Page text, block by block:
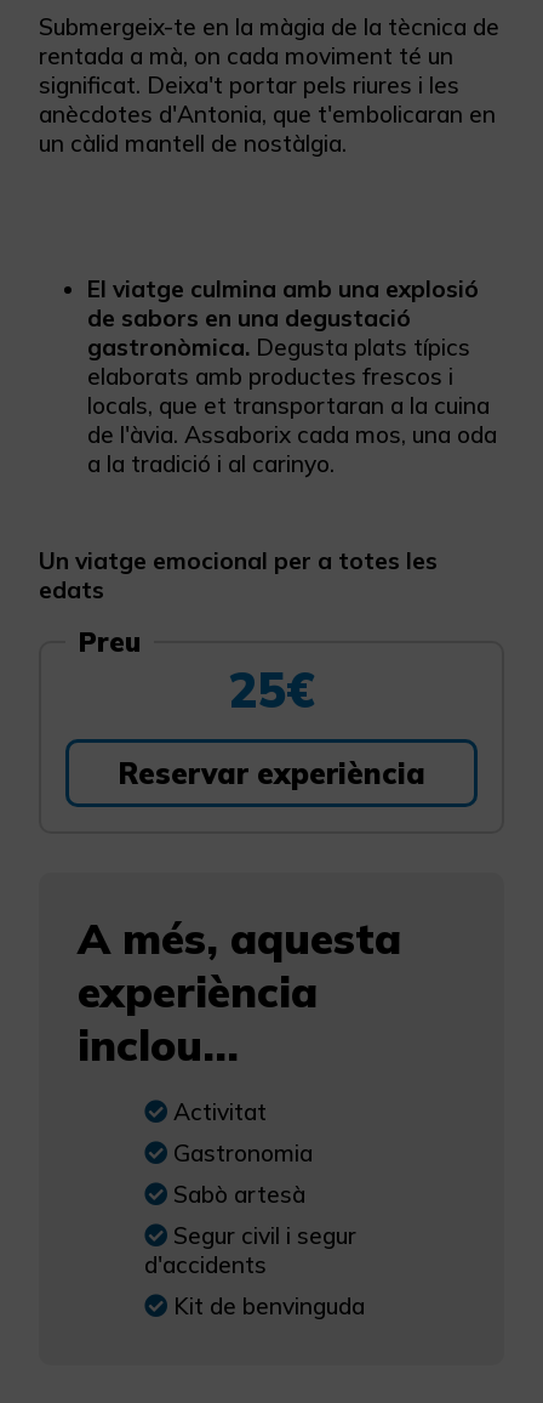
Submergeix-te en la màgia de la tècnica de
rentada a mà, on cada moviment té un
significat. Deixa't portar pels riures i les
anècdotes d'Antonia, que t'embolicaran en
un càlid mantell de nostàlgia.
El viatge culmina amb una explosió
de sabors en una degustació
gastronòmica. Degusta plats típics
elaborats amb productes frescos i
locals, que et transportaran a la cuina
de l'àvia. Assaborix cada mos, una oda
a la tradició i al carinyo.
Un viatge emocional per a totes les
edats
Preu
25€
Reservar experiència
A més, aquesta
experiència
inclou...
Activitat
Gastronomia
Sabò artesà
Segur civil i segur
d'accidents
Kit de benvinguda